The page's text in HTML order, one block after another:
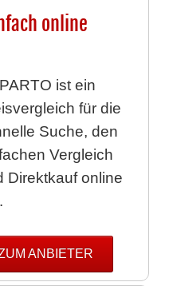
online
ist ein
für die
Suche, den
Vergleich
Direktkauf online
ANBIETER